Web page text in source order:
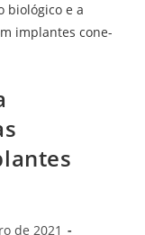
de 2021